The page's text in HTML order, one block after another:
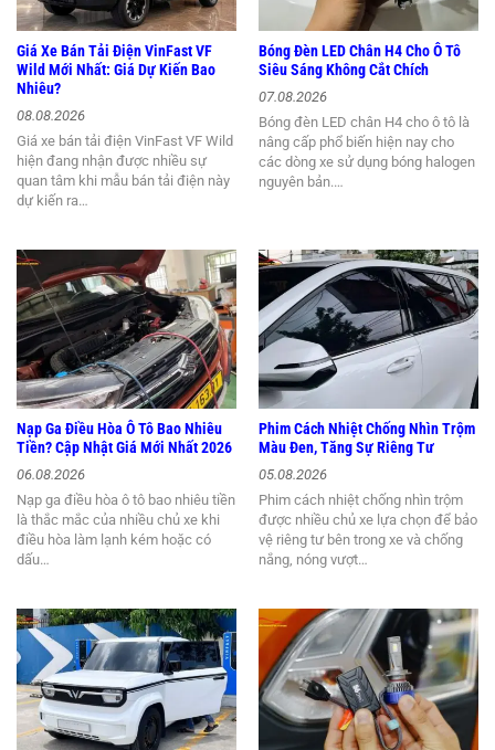
Giá Xe Bán Tải Điện VinFast VF
Wild Mới Nhất: Giá Dự Kiến Bao
Nhiêu?
08.08.2026
Giá xe bán tải điện VinFast VF Wild
hiện đang nhận được nhiều sự
quan tâm khi mẫu bán tải điện này
dự kiến ra…
Bóng Đèn LED Chân H4 Cho Ô Tô
Siêu Sáng Không Cắt Chích
07.08.2026
Bóng đèn LED chân H4 cho ô tô là
nâng cấp phổ biến hiện nay cho
các dòng xe sử dụng bóng halogen
nguyên bản.…
Nạp Ga Điều Hòa Ô Tô Bao Nhiêu
Tiền? Cập Nhật Giá Mới Nhất 2026
06.08.2026
Nạp ga điều hòa ô tô bao nhiêu tiền
là thắc mắc của nhiều chủ xe khi
điều hòa làm lạnh kém hoặc có
dấu…
Phim Cách Nhiệt Chống Nhìn Trộm
Màu Đen, Tăng Sự Riêng Tư
05.08.2026
Phim cách nhiệt chống nhìn trộm
được nhiều chủ xe lựa chọn để bảo
vệ riêng tư bên trong xe và chống
nắng, nóng vượt…